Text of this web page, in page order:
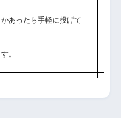
あったら手軽に投げて
。